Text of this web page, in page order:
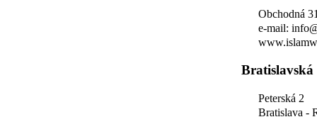
Obchodná
e-mail:
Peterská 2
Bratislava -